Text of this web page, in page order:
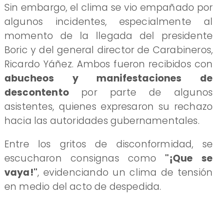
Sin embargo, el clima se vio empañado por
algunos incidentes, especialmente al
momento de la llegada del presidente
Boric y del general director de Carabineros,
Ricardo Yáñez. Ambos fueron recibidos con
abucheos y manifestaciones de
descontento por parte de algunos
asistentes, quienes expresaron su rechazo
hacia las autoridades gubernamentales.
Entre los gritos de disconformidad, se
escucharon consignas como "¡Que se
vaya!", evidenciando un clima de tensión
en medio del acto de despedida.